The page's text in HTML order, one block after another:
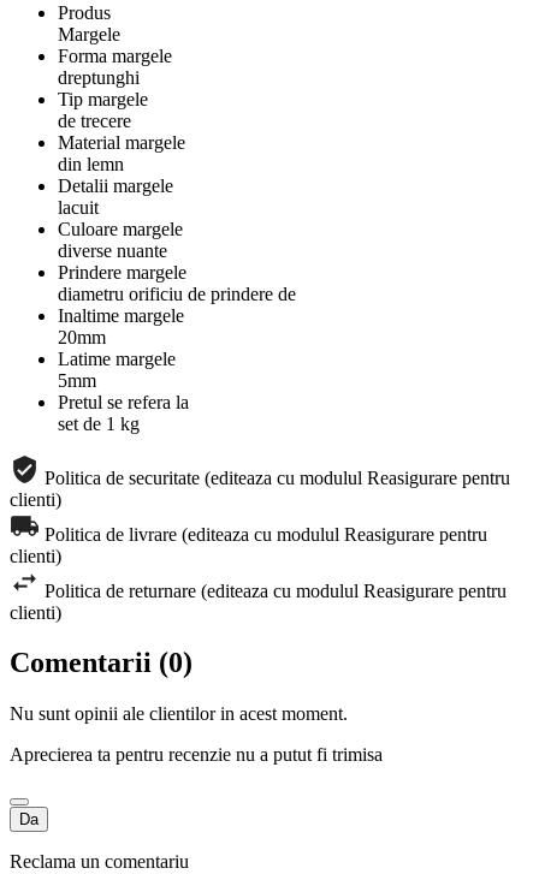
Produs
Margele
Forma margele
dreptunghi
Tip margele
de trecere
Material margele
din lemn
Detalii margele
lacuit
Culoare margele
diverse nuante
Prindere margele
diametru orificiu de prindere de
Inaltime margele
20mm
Latime margele
5mm
Pretul se refera la
set de 1 kg
Politica de securitate (editeaza cu modulul Reasigurare pentru
clienti)
Politica de livrare (editeaza cu modulul Reasigurare pentru
clienti)
Politica de returnare (editeaza cu modulul Reasigurare pentru
clienti)
Comentarii (0)
Nu sunt opinii ale clientilor in acest moment.
Aprecierea ta pentru recenzie nu a putut fi trimisa
Da
Reclama un comentariu